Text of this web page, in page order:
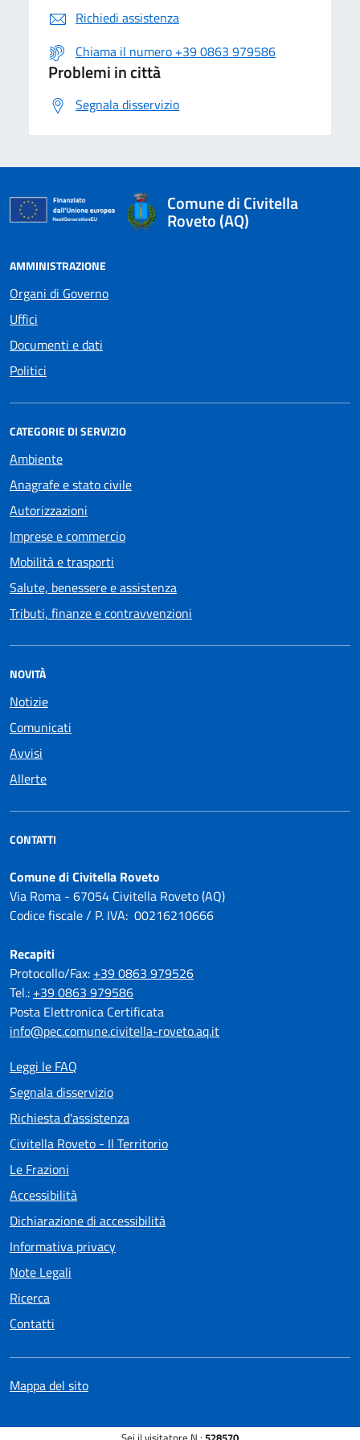
Richiedi assistenza
Chiama il numero +39 0863 979586
Problemi in città
Segnala disservizio
Comune di Civitella
Roveto (AQ)
AMMINISTRAZIONE
Organi di Governo
Uffici
Documenti e dati
Politici
CATEGORIE DI SERVIZIO
Ambiente
Anagrafe e stato civile
Autorizzazioni
Imprese e commercio
Mobilità e trasporti
Salute, benessere e assistenza
Tributi, finanze e contravvenzioni
NOVITÀ
Notizie
Comunicati
Avvisi
Allerte
CONTATTI
Comune di Civitella Roveto
Via Roma - 67054 Civitella Roveto (AQ)
Codice fiscale / P. IVA: 00216210666
Recapiti
Protocollo/Fax: +39 0863 979526
Tel.: +39 0863 979586
Posta Elettronica Certificata
info@pec.comune.civitella-roveto.aq.it
Leggi le FAQ
Segnala disservizio
Richiesta d'assistenza
Civitella Roveto - Il Territorio
Le Frazioni
Accessibilità
Dichiarazione di accessibilità
Informativa privacy
Note Legali
Ricerca
Contatti
Mappa del sito